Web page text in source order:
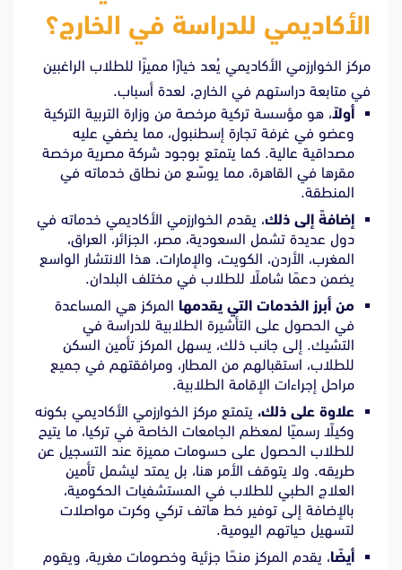
الأكاديمي للدراسة في الخارج؟
مركز الخوارزمي الأكاديمي يُعد خيارًا مميزًا للطلاب الراغبين
في متابعة دراستهم في الخارج، لعدة أسباب.
أولاً، هو مؤسسة تركية مرخصة من وزارة التربية التركية
وعضو في غرفة تجارة إسطنبول، مما يضفي عليه
مصداقية عالية. كما يتمتع بوجود شركة مصرية مرخصة
مقرها في القاهرة، مما يوسّع من نطاق خدماته في
المنطقة.
إضافةً إلى ذلك، يقدم الخوارزمي الأكاديمي خدماته في
دول عديدة تشمل السعودية، مصر، الجزائر، العراق،
المغرب، الأردن، الكويت، والإمارات. هذا الانتشار الواسع
يضمن دعمًا شاملًا للطلاب في مختلف البلدان.
من أبرز الخدمات التي يقدمها المركز هي المساعدة
في الحصول على التأشيرة الطلابية للدراسة في
التشيك. إلى جانب ذلك، يسهل المركز تأمين السكن
للطلاب، استقبالهم من المطار، ومرافقتهم في جميع
مراحل إجراءات الإقامة الطلابية.
علاوة على ذلك، يتمتع مركز الخوارزمي الأكاديمي بكونه
وكيلًا رسميًا لمعظم الجامعات الخاصة في تركيا، ما يتيح
للطلاب الحصول على حسومات مميزة عند التسجيل عن
طريقه. ولا يتوقف الأمر هنا، بل يمتد ليشمل تأمين
العلاج الطبي للطلاب في المستشفيات الحكومية،
بالإضافة إلى توفير خط هاتف تركي وكرت مواصلات
لتسهيل حياتهم اليومية.
أيضًا، يقدم المركز منحًا جزئية وخصومات مغرية، ويقوم